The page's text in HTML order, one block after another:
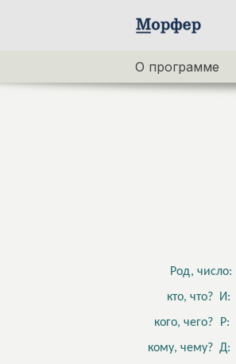
О программе
Род, число:
кто, что? И:
кого, чего? Р:
кому, чему? Д: